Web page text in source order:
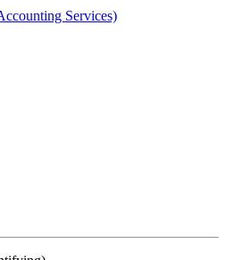
Services)